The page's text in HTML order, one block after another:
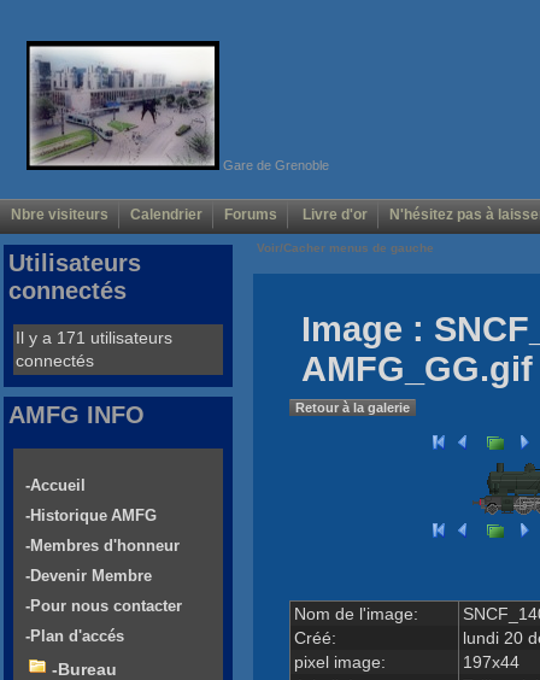
Gare de Grenoble
Nbre visiteurs Calendrier Forums Livre d'or N'hésitez pas à
Voir/Cacher menus de gauche
Image :
AMFG_GG.gif
Retour à la galerie
Nom de l'image:
Créé:
lundi 20
pixel image:
197x44
Utilisateurs
connectés
Il y a 171 utilisateurs
connectés
AMFG INFO
-Accueil
-Historique AMFG
-Membres d'honneur
-Devenir Membre
-Pour nous contacter
-Plan d'accés
-Bureau